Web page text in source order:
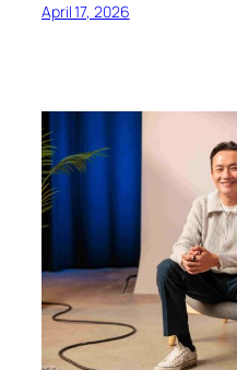
April 17, 2026